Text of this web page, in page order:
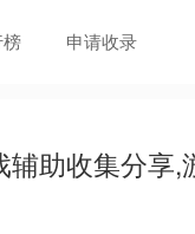
申请收录
辅助收集分享